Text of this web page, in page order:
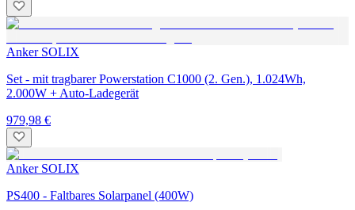
Anker SOLIX
Set - mit tragbarer Powerstation C1000 (2. Gen.), 1.024Wh,
2.000W + Auto-Ladegerät
979,98 €
Anker SOLIX
PS400 - Faltbares Solarpanel (400W)